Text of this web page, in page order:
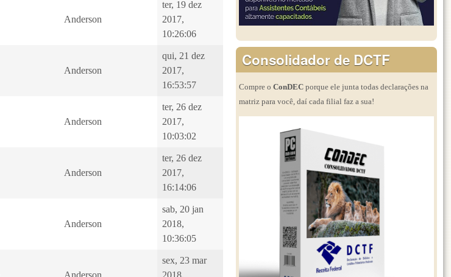
Anderson
ter, 19 dez
2017,
10:26:06
Anderson
qui, 21 dez
2017,
16:53:57
Anderson
ter, 26 dez
2017,
10:03:02
Anderson
ter, 26 dez
2017,
16:14:06
Anderson
sab, 20 jan
2018,
10:36:05
sex, 23 mar
Consolidador de DCTF
Compre o ConDEC porque ele junta todas declarações na
matriz para você, daí cada filial faz a sua!